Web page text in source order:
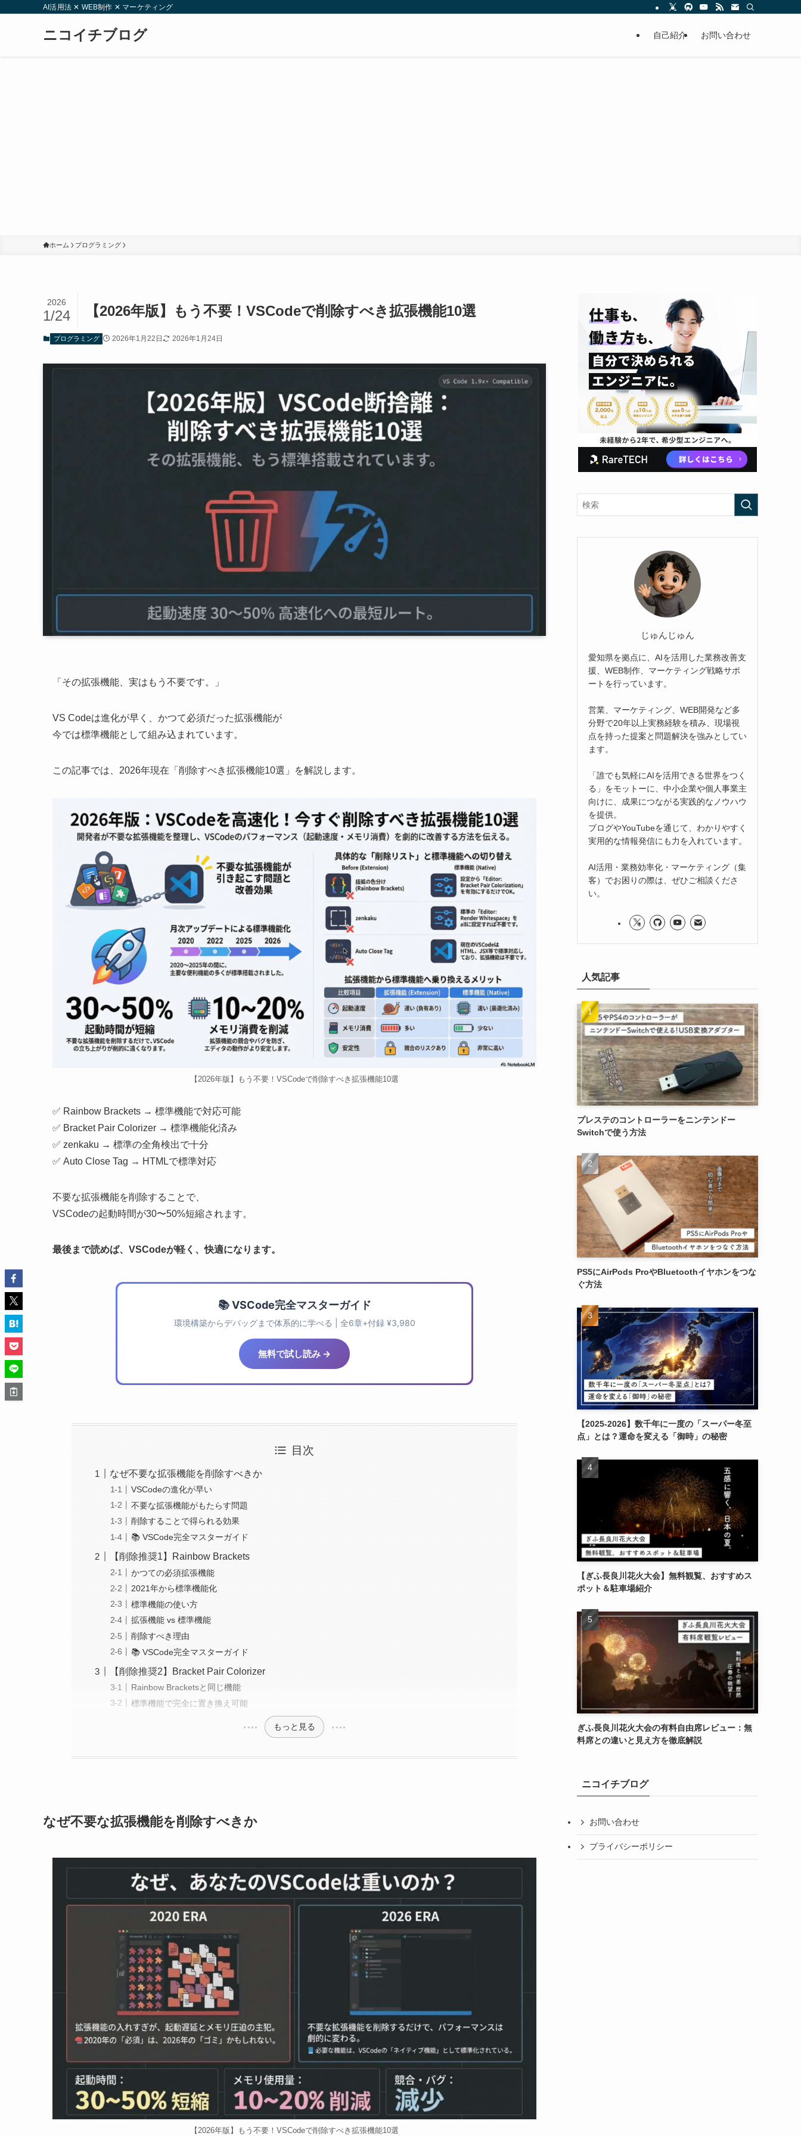
AI活用法 ✕ WEB制作 ✕ マーケティング
ニコイチブログ 自己紹介 お問い合わせ
ホーム プログラミング
【2026年版】もう不要！VSCodeで削除すべき拡張機能10選
2026
1/24
プログラミング 2026年1月22日 2026年1月24日
「その拡張機能、実はもう不要です。」
VS Codeは進化が早く、かつて必須だった拡張機能が
今では標準機能として組み込まれています。
この記事では、2026年現在「削除すべき拡張機能10選」を解説します。
【2026年版】もう不要！VSCodeで削除すべき拡張機能10選
✅ Rainbow Brackets → 標準機能で対応可能
✅ Bracket Pair Colorizer → 標準機能化済み
✅ zenkaku → 標準の全角検出で十分
✅ Auto Close Tag → HTMLで標準対応
不要な拡張機能を削除することで、
VSCodeの起動時間が30〜50%短縮されます。
最後まで読めば、VSCodeが軽く、快適になります。
📚 VSCode完全マスターガイド
環境構築からデバッグまで体系的に学べる | 全6章+付録 ¥3,980
無料で試し読み →
目次
なぜ不要な拡張機能を削除すべきか
VSCodeの進化が早い
不要な拡張機能がもたらす問題
削除することで得られる効果
📚 VSCode完全マスターガイド
【削除推奨1】Rainbow Brackets
かつての必須拡張機能
2021年から標準機能化
標準機能の使い方
拡張機能 vs 標準機能
削除すべき理由
📚 VSCode完全マスターガイド
【削除推奨2】Bracket Pair Colorizer
Rainbow Bracketsと同じ機能
標準機能で完全に置き換え可能
もっと見る
なぜ不要な拡張機能を削除すべきか
【2026年版】もう不要！VSCodeで削除すべき拡張機能10選
じゅんじゅん
愛知県を拠点に、AIを活用した業務改善支
援、WEB制作、マーケティング戦略サポ
ートを行っています。
営業、マーケティング、WEB開発など多
分野で20年以上実務経験を積み、現場視
点を持った提案と問題解決を強みとしてい
ます。
「誰でも気軽にAIを活用できる世界をつく
る」をモットーに、中小企業や個人事業主
向けに、成果につながる実践的なノウハウ
を提供。
ブログやYouTubeを通じて、わかりやすく
実用的な情報発信にも力を入れています。
AI活用・業務効率化・マーケティング（集
客）でお困りの際は、ぜひご相談くださ
い。
人気記事
プレステのコントローラーをニンテンドー
Switchで使う方法
PS5にAirPods ProやBluetoothイヤホンをつな
ぐ方法
【2025-2026】数千年に一度の「スーパー冬至
点」とは？運命を変える「御時」の秘密
【ぎふ長良川花火大会】無料観覧、おすすめス
ポット＆駐車場紹介
ぎふ長良川花火大会の有料自由席レビュー：無
料席との違いと見え方を徹底解説
ニコイチブログ
お問い合わせ
プライバシーポリシー